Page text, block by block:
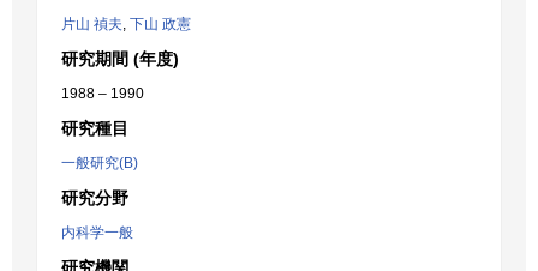
片山 禎夫, 下山 政憲
研究期間 (年度)
1988 – 1990
研究種目
一般研究(B)
研究分野
内科学一般